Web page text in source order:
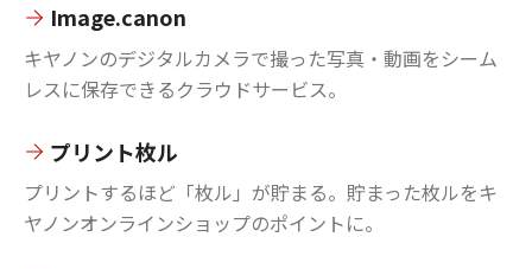
Image.canon
キヤノンのデジタルカメラで撮った写真・動画をシーム
レスに保存できるクラウドサービス。
プリント枚ル
プリントするほど「枚ル」が貯まる。貯まった枚ルをキ
ヤノンオンラインショップのポイントに。